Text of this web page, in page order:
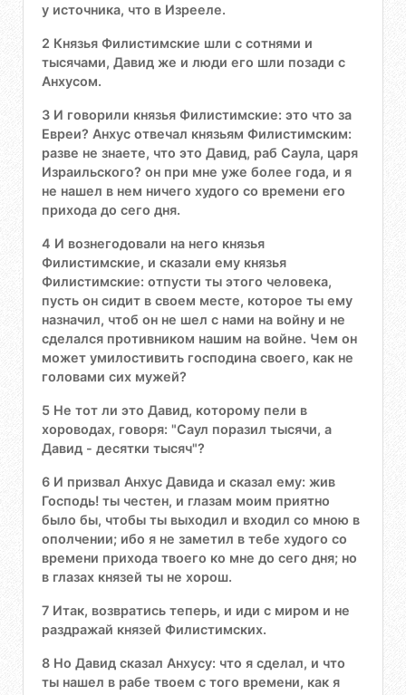
у источника, что в Изрееле.
2 Князья Филистимские шли с сотнями и
тысячами, Давид же и люди его шли позади с
Анхусом.
3 И говорили князья Филистимские: это что за
Евреи? Анхус отвечал князьям Филистимским:
разве не знаете, что это Давид, раб Саула, царя
Израильского? он при мне уже более года, и я
не нашел в нем ничего худого со времени его
прихода до сего дня.
4 И вознегодовали на него князья
Филистимские, и сказали ему князья
Филистимские: отпусти ты этого человека,
пусть он сидит в своем месте, которое ты ему
назначил, чтоб он не шел с нами на войну и не
сделался противником нашим на войне. Чем он
может умилостивить господина своего, как не
головами сих мужей?
5 Не тот ли это Давид, которому пели в
хороводах, говоря: "Саул поразил тысячи, а
Давид - десятки тысяч"?
6 И призвал Анхус Давида и сказал ему: жив
Господь! ты честен, и глазам моим приятно
было бы, чтобы ты выходил и входил со мною в
ополчении; ибо я не заметил в тебе худого со
времени прихода твоего ко мне до сего дня; но
в глазах князей ты не хорош.
7 Итак, возвратись теперь, и иди с миром и не
раздражай князей Филистимских.
8 Но Давид сказал Анхусу: что я сделал, и что
ты нашел в рабе твоем с того времени, как я